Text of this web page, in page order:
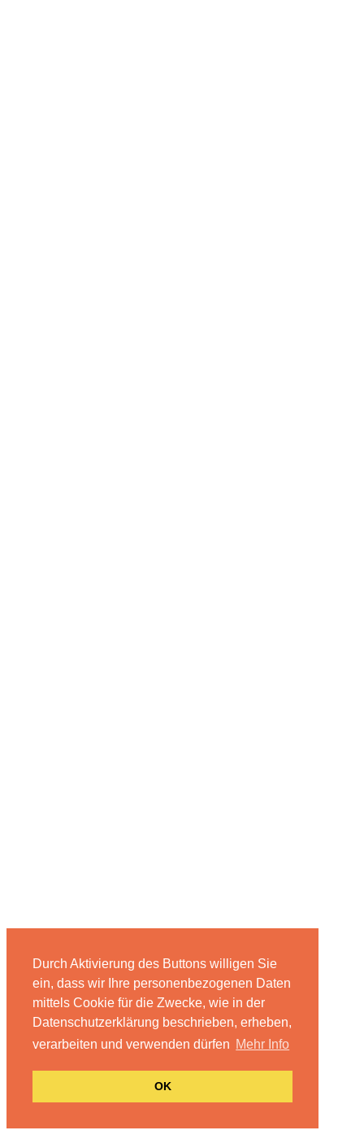
Durch Aktivierung des Buttons willigen Sie
ein, dass wir Ihre personenbezogenen Daten
mittels Cookie für die Zwecke, wie in der
Datenschutzerklärung beschrieben, erheben,
verarbeiten und verwenden dürfen Mehr Info
OK